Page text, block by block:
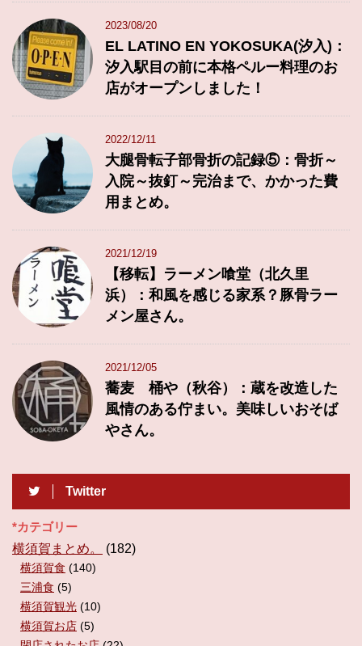
2023/08/20
EL LATINO EN YOKOSUKA(汐入)：
汐入駅目の前に本格ペルー料理のお
店がオープンしました！
2022/12/11
大腿骨転子部骨折の記録⑤：骨折～
入院～抜釘～完治まで、かかった費
用まとめ。
2021/12/19
【移転】ラーメン喰堂（北久里
浜）：和風を感じる家系？豚骨ラー
メン屋さん。
2021/12/05
蕎麦 桶や（秋谷）：蔵を改造した
風情のある佇まい。美味しいおそば
やさん。
Twitter
*カテゴリー
横須賀まとめ。
(182)
横須賀食 (140)
三浦食 (5)
横須賀観光 (10)
横須賀お店 (5)